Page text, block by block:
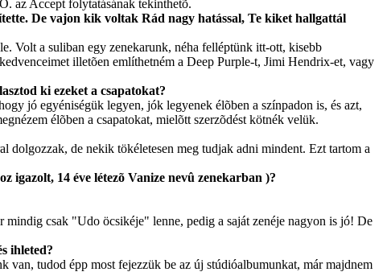
az Accept folytatásának tekinthetõ.
De vajon kik voltak Rád nagy hatással, Te kiket hallgattál
Volt a suliban egy zenekarunk, néha felléptünk itt-ott, kisebb
illetõen említhetném a Deep Purple-t, Jimi Hendrix-et, vagy
ki ezeket a csapatokat?
jó egyéniségük legyen, jók legyenek élõben a színpadon is, és azt,
élõben a csapatokat, mielõtt szerzõdést kötnék velük.
dolgozzak, de nekik tökéletesen meg tudjak adni mindent. Ezt tartom a
igazolt, 14 éve létezõ Vanize nevû zenekarban )?
csak "Udo öcsikéje" lenne, pedig a saját zenéje nagyon is jó! De
ihleted?
tudod épp most fejezzük be az új stúdióalbumunkat, már majdnem